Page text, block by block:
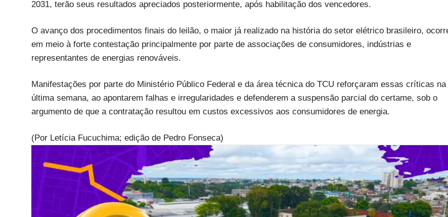
2031, terão seus resultados apreciados posteriormente, após habilitação dos vencedores.
O avanço dos procedimentos finais do leilão, o maior já realizado na história do setor elétrico brasileiro,
em meio à forte contestação principalmente por parte de associações de consumidores, indústrias e
representantes de energias renováveis.
Manifestações por parte do Ministério Público Federal e da área técnica do TCU reforçaram essas críticas na
última semana, ao apontarem falhas e irregularidades e defenderem a suspensão parcial do certame, sob o
argumento de que a contratação resultou em custos excessivos aos consumidores de energia.
(Por Letícia Fucuchima; edição de Pedro Fonseca)